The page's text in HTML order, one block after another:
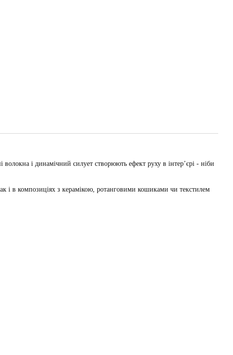
і динамічний силует створюють ефект руху в інтер’єрі - ніби
і в композиціях з керамікою, ротанговими кошиками чи текстилем